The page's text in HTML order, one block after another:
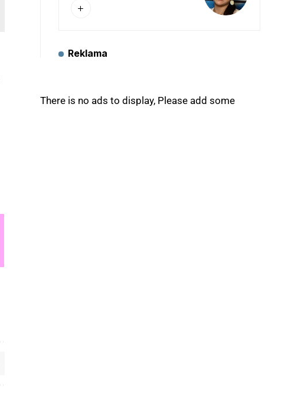
Reklama
There is no ads to display, Please add some